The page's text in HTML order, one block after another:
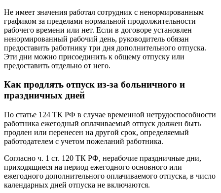
Не имеет значения работал сотрудник с ненормированным
графиком за пределами нормальной продолжительности
рабочего времени или нет. Если в договоре установлен
ненормированный рабочий день, руководитель обязан
предоставить работнику три дня дополнительного отпуска.
Эти дни можно присоединить к общему отпуску или
предоставить отдельно от него.
Как продлять отпуск из-за больничного и
праздничных дней
По статье 124 ТК РФ в случае временной нетрудоспособности
работника ежегодный оплачиваемый отпуск должен быть
продлен или перенесен на другой срок, определяемый
работодателем с учетом пожеланий работника.
Согласно ч. 1 ст. 120 ТК РФ, нерабочие праздничные дни,
приходящиеся на период ежегодного основного или
ежегодного дополнительного оплачиваемого отпуска, в число
календарных дней отпуска не включаются.